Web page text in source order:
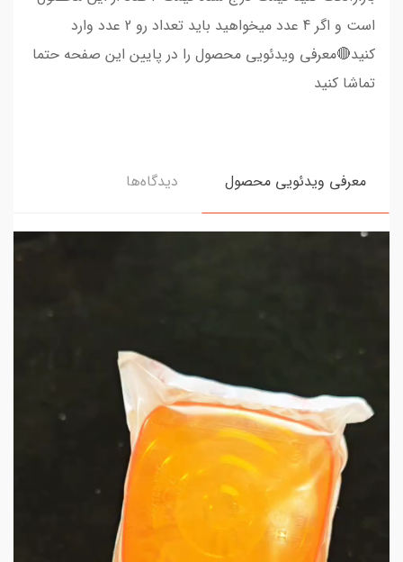
است و اگر 4 عدد میخواهید باید تعداد رو 2 عدد وارد
کنید🔴معرفی ویدئویی محصول را در پایین این صفحه حتما
تماشا کنید
معرفی ویدئویی محصول دیدگاه‌ها